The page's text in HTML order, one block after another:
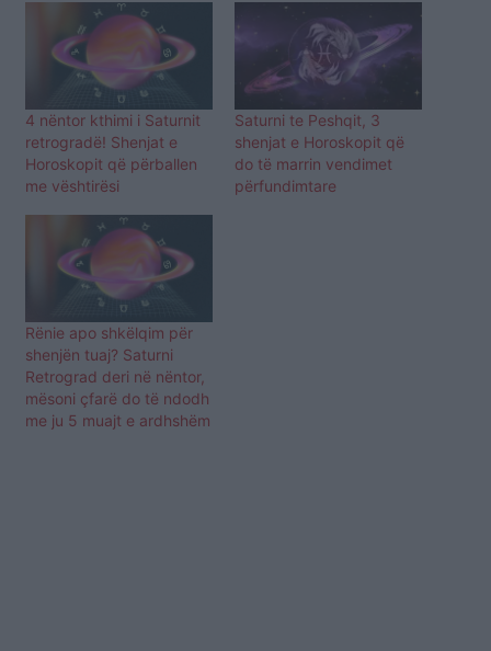
4 nëntor kthimi i Saturnit
retrogradë! Shenjat e
Horoskopit që përballen
me vështirësi
Saturni te Peshqit, 3
shenjat e Horoskopit që
do të marrin vendimet
përfundimtare
Rënie apo shkëlqim për
shenjën tuaj? Saturni
Retrograd deri në nëntor,
mësoni çfarë do të ndodh
me ju 5 muajt e ardhshëm